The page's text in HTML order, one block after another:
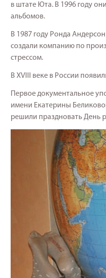
в штате Юта. В 1996 году
альбомов.
В 1987 году Ронда
создали компанию по
стрессом.
В XVIII веке в России
Первое документальное
имени Екатерины
решили праздновать День